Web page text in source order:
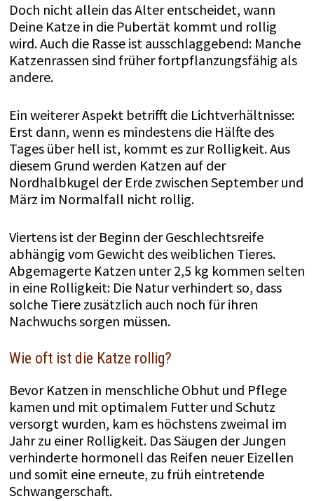
Doch nicht allein das Alter entscheidet, wann
Deine Katze in die Pubertät kommt und rollig
wird. Auch die Rasse ist ausschlaggebend: Manche
Katzenrassen sind früher fortpflanzungsfähig als
andere.
Ein weiterer Aspekt betrifft die Lichtverhältnisse:
Erst dann, wenn es mindestens die Hälfte des
Tages über hell ist, kommt es zur Rolligkeit. Aus
diesem Grund werden Katzen auf der
Nordhalbkugel der Erde zwischen September und
März im Normalfall nicht rollig.
Viertens ist der Beginn der Geschlechtsreife
abhängig vom Gewicht des weiblichen Tieres.
Abgemagerte Katzen unter 2,5 kg kommen selten
in eine Rolligkeit: Die Natur verhindert so, dass
solche Tiere zusätzlich auch noch für ihren
Nachwuchs sorgen müssen.
Wie oft ist die Katze rollig?
Bevor Katzen in menschliche Obhut und Pflege
kamen und mit optimalem Futter und Schutz
versorgt wurden, kam es höchstens zweimal im
Jahr zu einer Rolligkeit. Das Säugen der Jungen
verhinderte hormonell das Reifen neuer Eizellen
und somit eine erneute, zu früh eintretende
Schwangerschaft.